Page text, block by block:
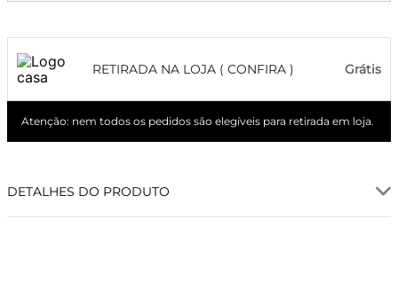
RETIRADA NA LOJA ( CONFIRA ) Grátis
Atenção: nem todos os pedidos são elegíveis para retirada em loja.
DETALHES DO PRODUTO